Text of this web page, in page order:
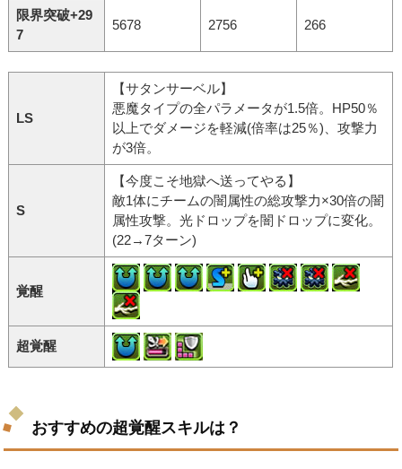
限界突破+29
7
5678 2756 266
LS
【サタンサーベル】
悪魔タイプの全パラメータが1.5倍。HP50％
以上でダメージを軽減(倍率は25％)、攻撃力
が3倍。
S
【今度こそ地獄へ送ってやる】
敵1体にチームの闇属性の総攻撃力×30倍の闇
属性攻撃。光ドロップを闇ドロップに変化。
(22→7ターン)
覚醒
超覚醒
おすすめの超覚醒スキルは？